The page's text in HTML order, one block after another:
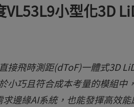
VL53L9小型化3D
接飛時測距(dToF)一體式3D
小巧且符合成本考量的模組
邊緣AI系統，也能發揮高效